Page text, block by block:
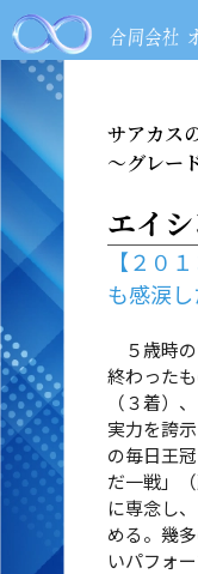
サアカス
～グレー
エイ
【２０
も感涙
５歳時の
終わった
（３着）
実力を誇
の毎日王
だ一戦」
に専念し
める。幾
いパフォ